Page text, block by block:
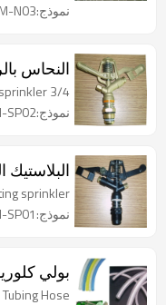
نموذج:AM-N03
النحاس
3/4"
نموذج:AM-SP02
sprinkler
نموذج:AM-SP01
بولي
Tubing Hose